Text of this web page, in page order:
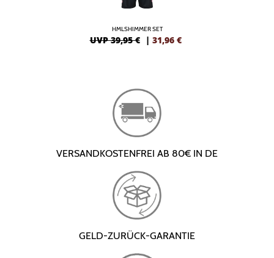
HMLSHIMMER SET
UVP 39,95 € | 31,96 €
VERSANDKOSTENFREI AB 80€ IN DE
GELD-ZURÜCK-GARANTIE